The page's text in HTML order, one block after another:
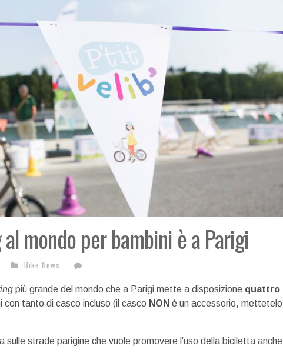
mondo per bambini è a Parigi
Bike News
più grande del mondo che a Parigi mette a disposizione quattro
con tanto di casco incluso (il casco NON è un accessorio, mettetelo
sulle strade parigine che vuole promovere l’uso della biciletta anche